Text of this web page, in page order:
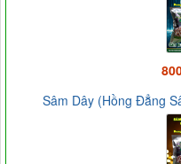
Sâm Dây (Hồng Đẳng